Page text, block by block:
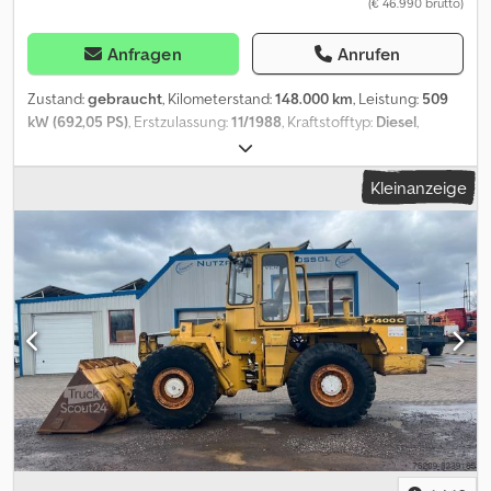
Anfragen Anrufen
Zustand:gebraucht, Kilometerstand:148.000 km, Leistung: 509
kW (692,05 PS), Erstzulassung:11/1988, Kraftstofftyp: Diesel,
, Achsen-Konfiguration:
Bremsen:Retarder, Farbe:Grün, Getriebetyp:mechanisch,
Allradantrieb, Kompressor,
Standheizung, Faun SLT 56 Elefant SMZ 8x6 Franziska aus
Bundeswehr Bestand. Es handelt sich um die neuere ausführung
SLT 56 mit Deutz V 12 Turbodieselmotor (stärkste ausführung )
Luftgekühlt und mit ZF WSK 500 S 16 split ZF Schaltgetriebe /
Allradgetriebe Splitterschaltung & Anfahrwandler 2 große
Winden mit je 18.7 Tonnen Zugleistung und hyd Seilauswurf
hinten. Bergewinde für das Zugfahrzeug. ( Vorrüstung ) Von den 4
achsen sind 3 angetrieben 8x6 Diff Sperren an den Achsen Mitel
Diff Sperre kleine untersetzung Automatische Nato AHK mit 2
kreis Druckluftbremsanlage. Gewicht 22,8 To höhe 3.1 m Länge 8.8
m Breite 3.07 m die Breite lässt sich durch umrüsten auf
Kammerassytem auf unter 3.0 m reduzieren. Letzte große F4 Frist
Kleinanzeige